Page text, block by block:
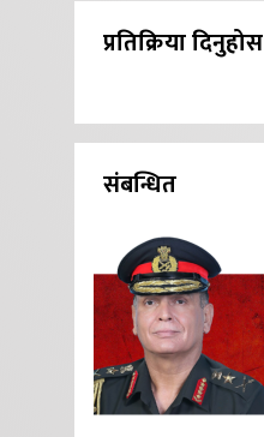
प्रतिक्रिया दिनुहोस
संबन्धित